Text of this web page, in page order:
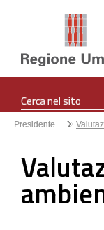
Presidente